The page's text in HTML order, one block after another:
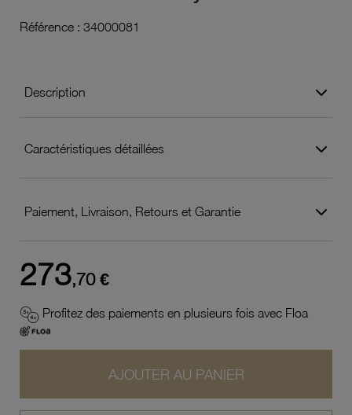
Référence : 34000081
Description
Caractéristiques détaillées
Paiement, Livraison, Retours et Garantie
273,70 €
Profitez des paiements en plusieurs fois avec Floa
AJOUTER AU PANIER